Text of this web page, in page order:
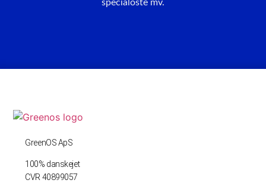
specialoste mv.
GreenOS ApS
100% danskejet
CVR 40899057